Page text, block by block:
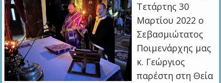
Τετάρτης 30
Μαρτίου 2022 ο
Σεβασμιώτατος
Ποιμενάρχης μας
κ. Γεώργιος
παρέστη στη Θεία